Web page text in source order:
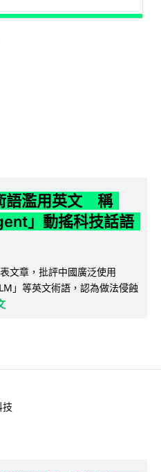
語濫用英文 稱
」動搖科技話語
文章，批評中國廣泛使用
」等英文術語，認為做法侵蝕
技